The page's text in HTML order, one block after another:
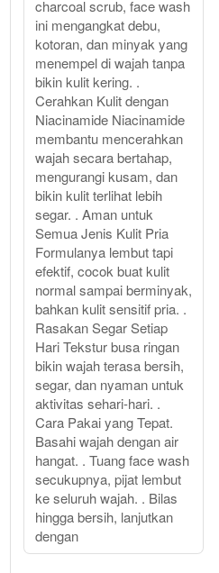
charcoal scrub, face wash
ini mengangkat debu,
kotoran, dan minyak yang
menempel di wajah tanpa
bikin kulit kering. .
Cerahkan Kulit dengan
Niacinamide Niacinamide
membantu mencerahkan
wajah secara bertahap,
mengurangi kusam, dan
bikin kulit terlihat lebih
segar. . Aman untuk
Semua Jenis Kulit Pria
Formulanya lembut tapi
efektif, cocok buat kulit
normal sampai berminyak,
bahkan kulit sensitif pria. .
Rasakan Segar Setiap
Hari Tekstur busa ringan
bikin wajah terasa bersih,
segar, dan nyaman untuk
aktivitas sehari-hari. .
Cara Pakai yang Tepat.
Basahi wajah dengan air
hangat. . Tuang face wash
secukupnya, pijat lembut
ke seluruh wajah. . Bilas
hingga bersih, lanjutkan
dengan